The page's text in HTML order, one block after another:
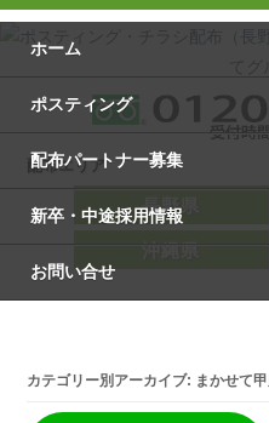
配布エリア
長野県
ホーム
ポスティング
配布パートナー募集
新卒・中途採用情報
お問い合せ
カテゴリー別アーカイブ: まかせて